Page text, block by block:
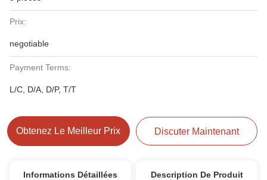
Prix:
negotiable
Payment Terms:
L/C, D/A, D/P, T/T
Obtenez Le Meilleur Prix Discuter Maintenant
Informations Détaillées Description De Produit